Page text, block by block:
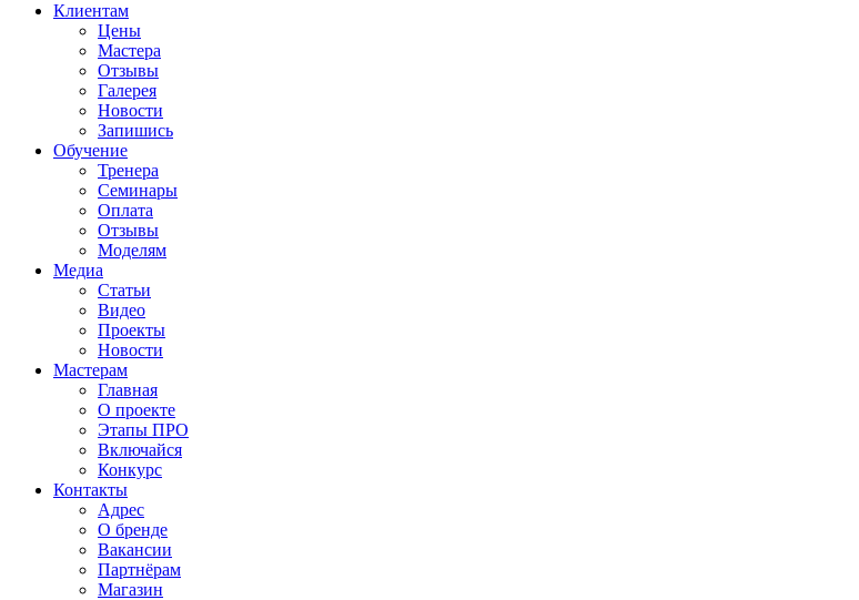
Клиентам
Цены
Мастера
Отзывы
Галерея
Новости
Запишись
Обучение
Тренера
Семинары
Оплата
Отзывы
Моделям
Медиа
Статьи
Видео
Проекты
Новости
Мастерам
Главная
О проекте
Этапы ПРО
Включайся
Конкурс
Контакты
Адрес
О бренде
Вакансии
Партнёрам
Магазин